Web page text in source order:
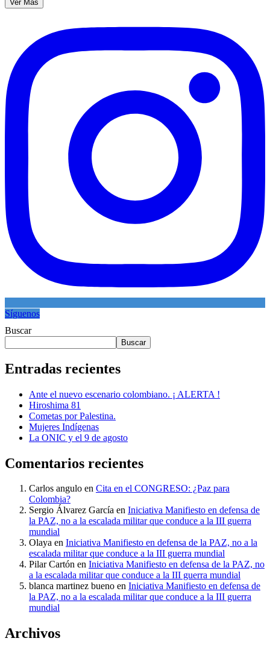
Ver Más
Síguenos
Buscar
Buscar
Entradas recientes
Ante el nuevo escenario colombiano. ¡ ALERTA !
Hiroshima 81
Cometas por Palestina.
Mujeres Indígenas
La ONIC y el 9 de agosto
Comentarios recientes
Carlos angulo en Cita en el CONGRESO: ¿Paz para
Colombia?
Sergio Álvarez García en Iniciativa Manifiesto en defensa de
la PAZ, no a la escalada militar que conduce a la III guerra
mundial
Olaya en Iniciativa Manifiesto en defensa de la PAZ, no a la
escalada militar que conduce a la III guerra mundial
Pilar Cartón en Iniciativa Manifiesto en defensa de la PAZ, no
a la escalada militar que conduce a la III guerra mundial
blanca martinez bueno en Iniciativa Manifiesto en defensa de
la PAZ, no a la escalada militar que conduce a la III guerra
mundial
Archivos